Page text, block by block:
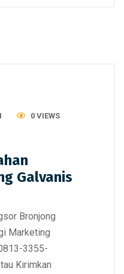
0 VIEWS
Galvanis
Bronjong
Marketing
3355-
Kirimkan